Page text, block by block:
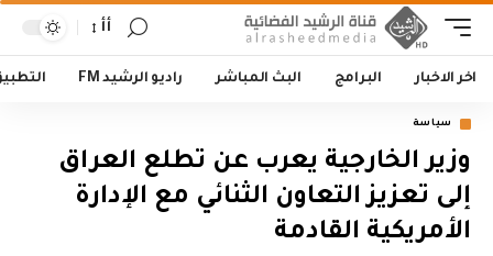
أأ
اخر الاخبار البرامج البث المباشر راديو الرشيد FM
سياسة
وزير الخارجية يعرب عن تطلع العراق
إلى تعزيز التعاون الثنائي مع الإدارة
الأمريكية القادمة